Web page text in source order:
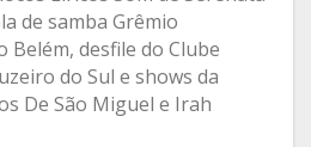
de samba Grêmio
Belém, desfile do Clube
do Sul e shows da
De São Miguel e Irah